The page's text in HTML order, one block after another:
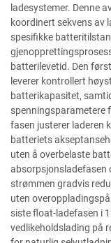
ladesystemer. Denne
koordinert sekvens av
spesifikke
batterilevetid. Den
leverer kontrollert
batterikapasitet,
spenningsparametere
fasen justerer laderen
batteriets
uten å overbelaste
absorpsjonsladefasen
strømmen gradvis
uten
siste float-ladefasen i
vedlikeholdslading på